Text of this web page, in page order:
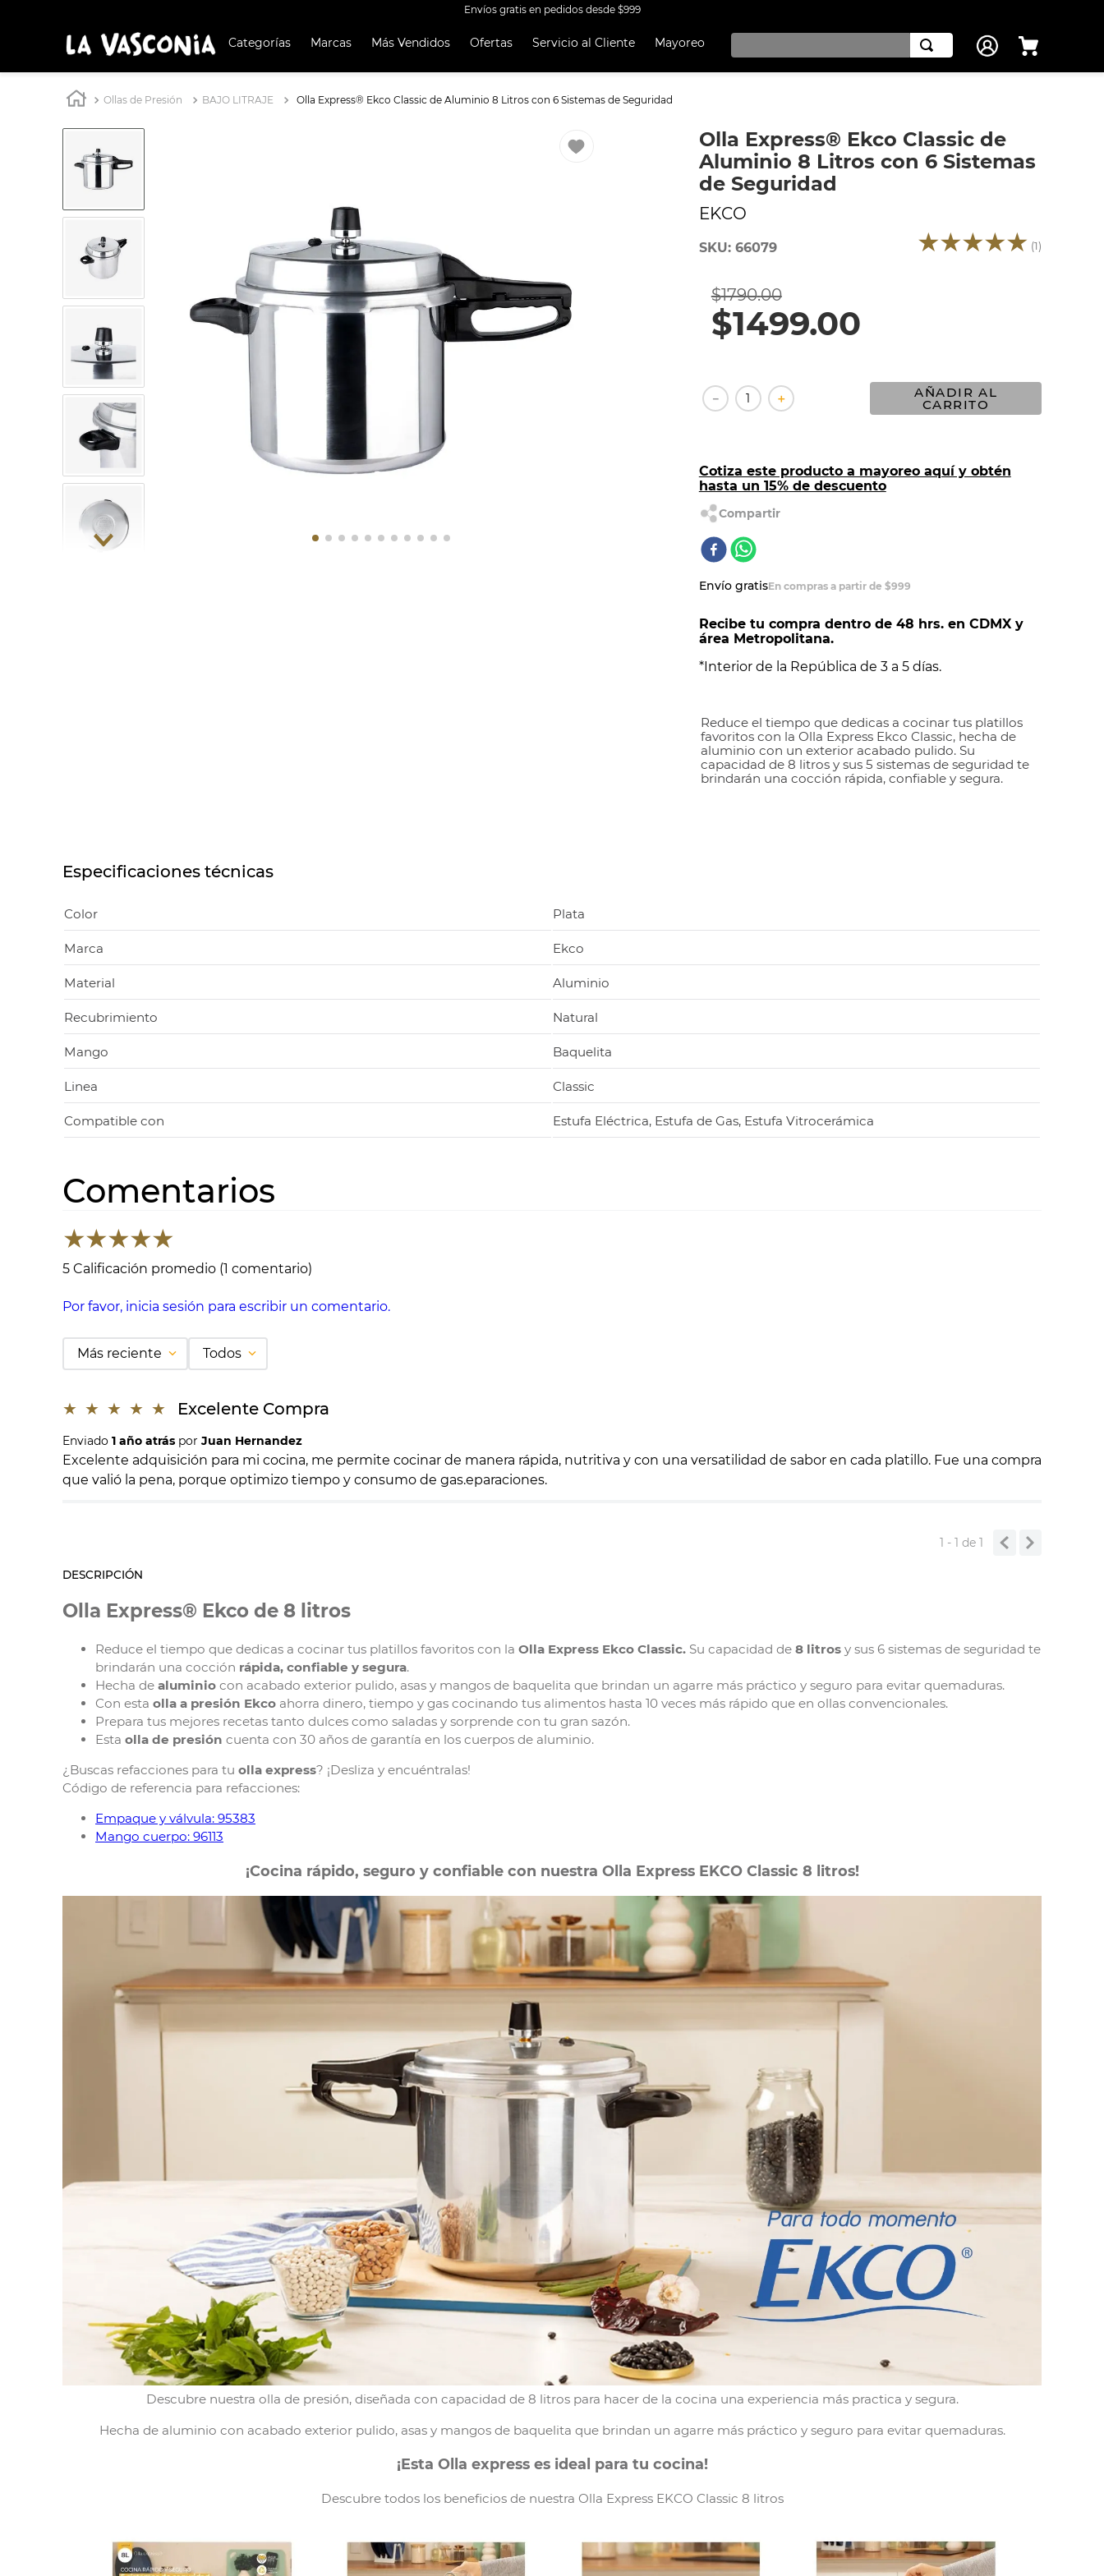
Envíos gratis en pedidos desde $999
Categorías Marcas Más Vendidos Ofertas Servicio al Cliente Mayoreo
Ollas de Presión BAJO LITRAJE Olla Express® Ekco Classic de Aluminio 8 Litros con 6 Sistemas de Seguridad
Olla Express® Ekco Classic de
Aluminio 8 Litros con 6 Sistemas
de Seguridad
EKCO
SKU: 66079 ★★★★★ (1)
$1790.00
$1499.00
＋
－ AÑADIR AL
CARRITO
Cotiza este producto a mayoreo aquí y obtén
hasta un 15% de descuento
Envío gratisEn compras a partir de $999
Recibe tu compra dentro de 48 hrs. en CDMX y
área Metropolitana.
*Interior de la República de 3 a 5 días.
Reduce el tiempo que dedicas a cocinar tus platillos
favoritos con la Olla Express Ekco Classic, hecha de
aluminio con un exterior acabado pulido. Su
capacidad de 8 litros y sus 5 sistemas de seguridad te
brindarán una cocción rápida, confiable y segura.
Especificaciones técnicas
Color Plata
Marca Ekco
Material Aluminio
Recubrimiento Natural
Mango Baquelita
Linea Classic
Compatible con Estufa Eléctrica, Estufa de Gas, Estufa Vitrocerámica
Comentarios
★★★★★
5 Calificación promedio (1 comentario)
Por favor, inicia sesión para escribir un comentario.
Más reciente Todos
★ ★ ★ ★ ★ Excelente Compra
Enviado 1 año atrás por Juan Hernandez
Excelente adquisición para mi cocina, me permite cocinar de manera rápida, nutritiva y con una versatilidad de sabor en cada platillo. Fue una compra
que valió la pena, porque optimizo tiempo y consumo de gas.eparaciones.
1 - 1de 1
DESCRIPCIÓN
Olla Express® Ekco de 8 litros
Reduce el tiempo que dedicas a cocinar tus platillos favoritos con la Olla Express Ekco Classic. Su capacidad de 8 litros y sus 6 sistemas de seguridad te
brindarán una cocción rápida, confiable y segura.
Hecha de aluminio con acabado exterior pulido, asas y mangos de baquelita que brindan un agarre más práctico y seguro para evitar quemaduras.
Con esta olla a presión Ekco ahorra dinero, tiempo y gas cocinando tus alimentos hasta 10 veces más rápido que en ollas convencionales.
Prepara tus mejores recetas tanto dulces como saladas y sorprende con tu gran sazón.
Esta olla de presión cuenta con 30 años de garantía en los cuerpos de aluminio.
¿Buscas refacciones para tu olla express? ¡Desliza y encuéntralas!
Código de referencia para refacciones:
Empaque y válvula: 95383
Mango cuerpo: 96113
¡Cocina rápido, seguro y confiable con nuestra Olla Express EKCO Classic 8 litros!
Descubre nuestra olla de presión, diseñada con capacidad de 8 litros para hacer de la cocina una experiencia más practica y segura.
Hecha de aluminio con acabado exterior pulido, asas y mangos de baquelita que brindan un agarre más práctico y seguro para evitar quemaduras.
¡Esta Olla express es ideal para tu cocina!
Descubre todos los beneficios de nuestra Olla Express EKCO Classic 8 litros
TÉRMINOS MÁS
INDUCCIÓN
6. SARTEN
VAPORERAS
. BATERÍA
ACERO INOXIDABLE
10. COMAL